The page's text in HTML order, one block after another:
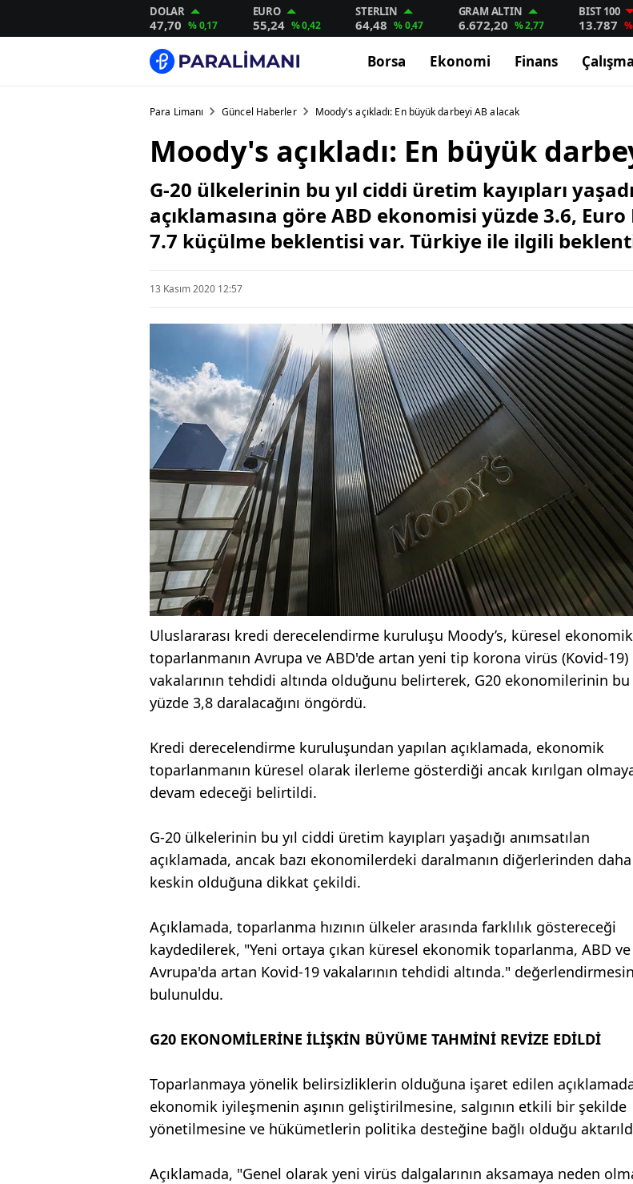
DOLAR
47,70 % 0,17
EURO
55,24 % 0,42
STERLIN
64,48 % 0,47
GRAM ALTIN
6.672,20 % 2,77
BIST 100
13.787
Borsa Ekonomi Finans
Para Limanı Güncel Haberler Moody's açıkladı: En büyük darbeyi AB alacak
Moody's açıkladı: En büyük
G-20 ülkelerinin bu yıl ciddi üretim kayıpları
açıklamasına göre ABD ekonomisi yüzde 3.6,
7.7 küçülme beklentisi var. Türkiye ile ilgili
13 Kasım 2020 12:57
Uluslararası kredi derecelendirme kuruluşu Moody’s, küresel ekonomik
toparlanmanın Avrupa ve ABD'de artan yeni tip korona virüs (Kovid-19)
vakalarının tehdidi altında olduğunu belirterek, G20 ekonomilerinin bu
yüzde 3,8 daralacağını öngördü.
Kredi derecelendirme kuruluşundan yapılan açıklamada, ekonomik
toparlanmanın küresel olarak ilerleme gösterdiği ancak kırılgan
devam edeceği belirtildi.
G-20 ülkelerinin bu yıl ciddi üretim kayıpları yaşadığı anımsatılan
açıklamada, ancak bazı ekonomilerdeki daralmanın diğerlerinden daha
keskin olduğuna dikkat çekildi.
Açıklamada, toparlanma hızının ülkeler arasında farklılık göstereceği
kaydedilerek, "Yeni ortaya çıkan küresel ekonomik toparlanma, ABD ve
Avrupa'da artan Kovid-19 vakalarının tehdidi altında."
bulunuldu.
G20 EKONOMİLERİNE İLİŞKİN BÜYÜME TAHMİNİ REVİZE EDİLDİ
Toparlanmaya yönelik belirsizliklerin olduğuna işaret edilen
ekonomik iyileşmenin aşının geliştirilmesine, salgının etkili bir şekilde
yönetilmesine ve hükümetlerin politika desteğine bağlı olduğu
Açıklamada, "Genel olarak yeni virüs dalgalarının aksamaya neden